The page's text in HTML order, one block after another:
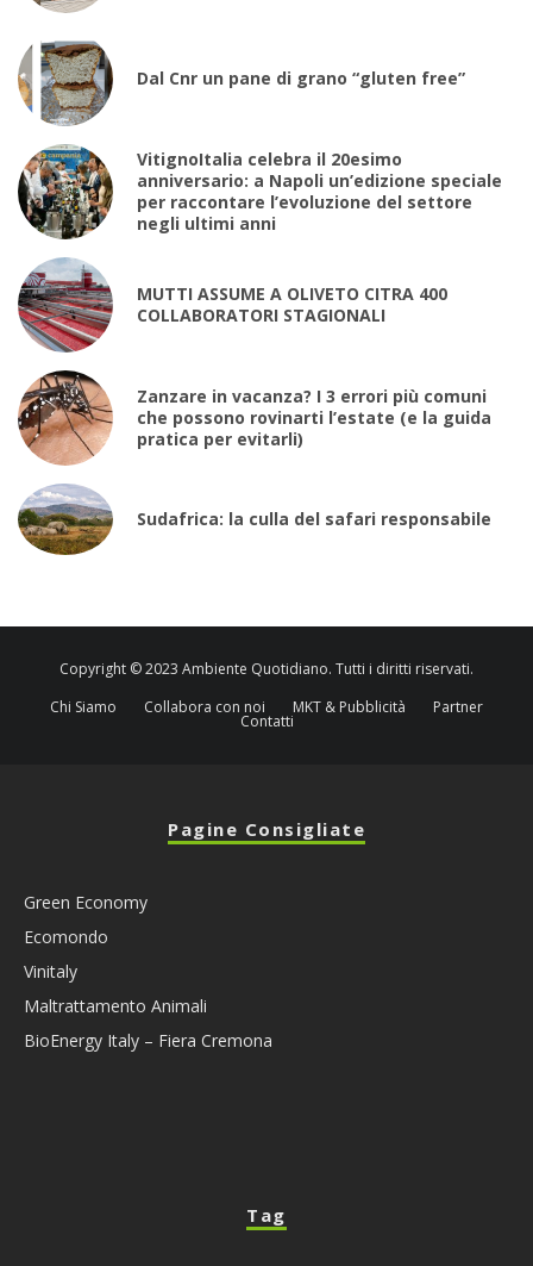
Dal Cnr un pane di grano “gluten free”
VitignoItalia celebra il 20esimo
anniversario: a Napoli un’edizione speciale
per raccontare l’evoluzione del settore
negli ultimi anni
MUTTI ASSUME A OLIVETO CITRA 400
COLLABORATORI STAGIONALI
Zanzare in vacanza? I 3 errori più comuni
che possono rovinarti l’estate (e la guida
pratica per evitarli)
Sudafrica: la culla del safari responsabile
Copyright © 2023 Ambiente Quotidiano. Tutti i diritti riservati.
Chi Siamo
Collabora con noi MKT & Pubblicità Partner
Contatti
Pagine Consigliate
Green Economy
Ecomondo
Vinitaly
Maltrattamento Animali
BioEnergy Italy – Fiera Cremona
Tag